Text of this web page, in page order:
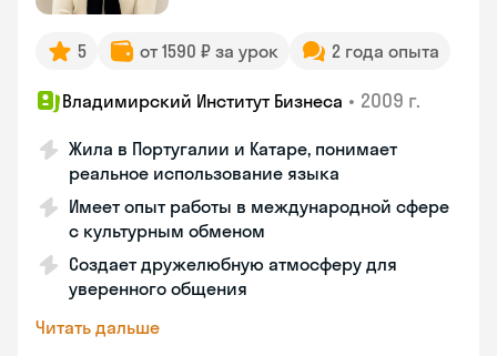
5 от 1590 ₽ за урок 2 года опыта
Владимирский Институт Бизнеса • 2009 г.
Жила в Португалии и Катаре, понимает
реальное использование языка
Имеет опыт работы в международной сфере
с культурным обменом
Создает дружелюбную атмосферу для
уверенного общения
Читать дальше